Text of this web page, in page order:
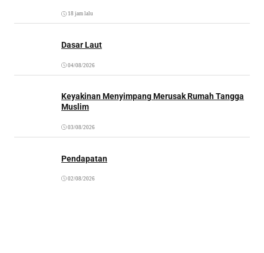
18 jam lalu
Dasar Laut
04/08/2026
Keyakinan Menyimpang Merusak Rumah Tangga
Muslim
03/08/2026
Pendapatan
02/08/2026